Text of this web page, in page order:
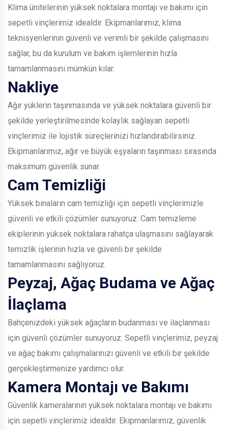
Klima ünitelerinin yüksek noktalara montajı ve bakımı için
sepetli vinçlerimiz idealdir. Ekipmanlarımız, klima
teknisyenlerinin güvenli ve verimli bir şekilde çalışmasını
sağlar, bu da kurulum ve bakım işlemlerinin hızla
tamamlanmasını mümkün kılar.
Nakliye
Ağır yüklerin taşınmasında ve yüksek noktalara güvenli bir
şekilde yerleştirilmesinde kolaylık sağlayan sepetli
vinçlerimiz ile lojistik süreçlerinizi hızlandırabilirsiniz.
Ekipmanlarımız, ağır ve büyük eşyaların taşınması sırasında
maksimum güvenlik sunar.
Cam Temizliği
Yüksek binaların cam temizliği için sepetli vinçlerimizle
güvenli ve etkili çözümler sunuyoruz. Cam temizleme
ekiplerinin yüksek noktalara rahatça ulaşmasını sağlayarak
temizlik işlerinin hızla ve güvenli bir şekilde
tamamlanmasını sağlıyoruz.
Peyzaj, Ağaç Budama ve Ağaç
İlaçlama
Bahçenizdeki yüksek ağaçların budanması ve ilaçlanması
için güvenli çözümler sunuyoruz. Sepetli vinçlerimiz, peyzaj
ve ağaç bakımı çalışmalarınızı güvenli ve etkili bir şekilde
gerçekleştirmenize yardımcı olur.
Kamera Montajı ve Bakımı
Güvenlik kameralarının yüksek noktalara montajı ve bakımı
için sepetli vinçlerimiz idealdir. Ekipmanlarımız, güvenlik